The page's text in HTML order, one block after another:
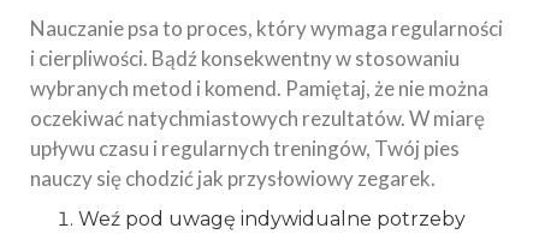
Nauczanie psa to proces, który wymaga regularności
i cierpliwości. Bądź konsekwentny w stosowaniu
wybranych metod i komend. Pamiętaj, że nie można
oczekiwać natychmiastowych rezultatów. W miarę
upływu czasu i regularnych treningów, Twój pies
nauczy się chodzić jak przysłowiowy zegarek.
Weź pod uwagę indywidualne potrzeby